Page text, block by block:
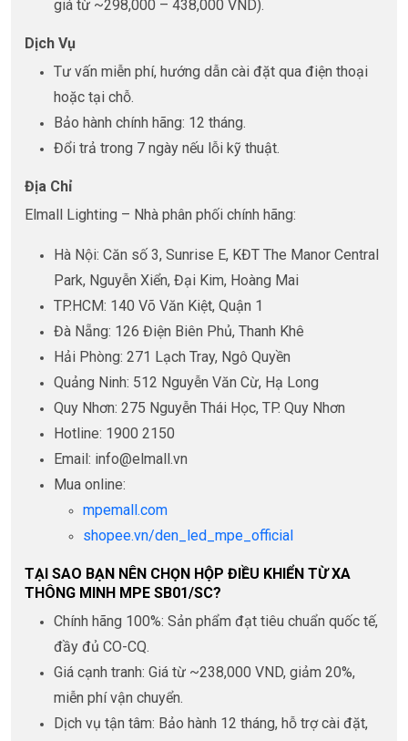
giá từ ~298,000 – 438,000 VND).
Dịch Vụ
Tư vấn miễn phí, hướng dẫn cài đặt qua điện thoại
hoặc tại chỗ.
Bảo hành chính hãng: 12 tháng.
Đổi trả trong 7 ngày nếu lỗi kỹ thuật.
Địa Chỉ
Elmall Lighting – Nhà phân phối chính hãng:
Hà Nội: Căn số 3, Sunrise E, KĐT The Manor Central
Park, Nguyễn Xiển, Đại Kim, Hoàng Mai
TP.HCM: 140 Võ Văn Kiệt, Quận 1
Đà Nẵng: 126 Điện Biên Phủ, Thanh Khê
Hải Phòng: 271 Lạch Tray, Ngô Quyền
Quảng Ninh: 512 Nguyễn Văn Cừ, Hạ Long
Quy Nhơn: 275 Nguyễn Thái Học, TP. Quy Nhơn
Hotline: 1900 2150
Email: info@elmall.vn
Mua online:
mpemall.com
shopee.vn/den_led_mpe_official
TẠI SAO BẠN NÊN CHỌN HỘP ĐIỀU KHIỂN TỪ XA
THÔNG MINH MPE SB01/SC?
Chính hãng 100%: Sản phẩm đạt tiêu chuẩn quốc tế,
đầy đủ CO-CQ.
Giá cạnh tranh: Giá từ ~238,000 VND, giảm 20%,
miễn phí vận chuyển.
Dịch vụ tận tâm: Bảo hành 12 tháng, hỗ trợ cài đặt,